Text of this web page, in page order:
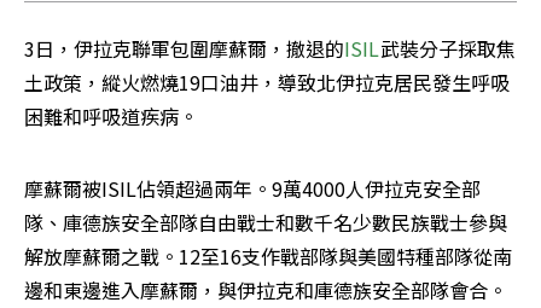
3日，伊拉克聯軍包圍摩蘇爾，撤退的ISIL武裝分子採取焦
土政策，縱火燃燒19口油井，導致北伊拉克居民發生呼吸
困難和呼吸道疾病。
摩蘇爾被ISIL佔領超過兩年。9萬4000人伊拉克安全部
隊、庫德族安全部隊自由戰士和數千名少數民族戰士參與
解放摩蘇爾之戰。12至16支作戰部隊與美國特種部隊從南
邊和東邊進入摩蘇爾，與伊拉克和庫德族安全部隊會合。